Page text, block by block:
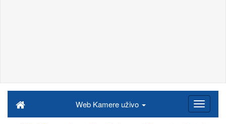
Web Kamere uživo